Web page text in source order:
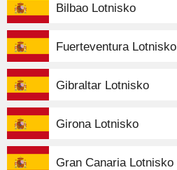
Bilbao Lotnisko
Fuerteventura Lotnisko
Gibraltar Lotnisko
Girona Lotnisko
Gran Canaria Lotnisko